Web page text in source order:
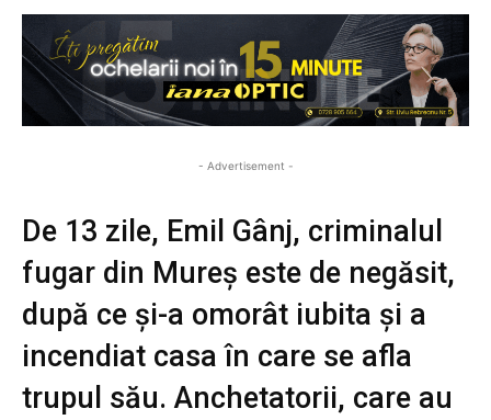
- Advertisement -
De 13 zile, Emil Gânj, criminalul
fugar din Mureș este de negăsit,
după ce și-a omorât iubita și a
incendiat casa în care se afla
trupul său. Anchetatorii, care au